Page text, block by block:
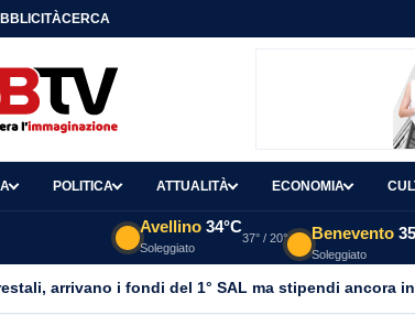
CERCA
POLITICA ATTUALITÀ ECONOMIA
Avellino 34°C
Soleggiato
37° / 20° Benevento
Soleggiato
arrivano i fondi del 1° SAL ma stipendi ancora